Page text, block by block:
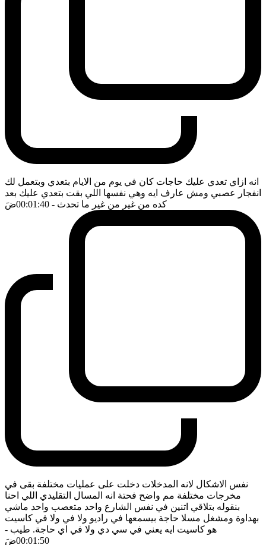
انه ازاي تعدي عليك حاجات كان في يوم من الايام بتعدي وبتعمل لك
انفجار عصبي ومش عارف ايه وهي نفسها اللي بقت بتعدي عليك بعد
كده من غير من غير ما تحدث - 00:01:40 ضَ
نفس الاشكال لانه المدخلات دخلت على عمليات مختلفة بقى في
مخرجات مختلفة مم واضح فحتة انه المسال التقليدي اللي احنا
بنقوله بتلاقي اتنين في نفس الشارع واحد متعصب واحد ماشي
بهداوة ومشغل مسلا حاجة بيسمعها في راديو ولا في ولا في كاسيت
هو كاسيت ايه يعني في سي دي ولا في اي حاجة. طيب -
00:01:50ضَ